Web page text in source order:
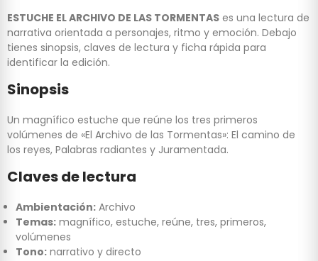
ESTUCHE EL ARCHIVO DE LAS TORMENTAS es una lectura de
narrativa orientada a personajes, ritmo y emoción. Debajo
tienes sinopsis, claves de lectura y ficha rápida para
identificar la edición.
Sinopsis
Un magnífico estuche que reúne los tres primeros
volúmenes de «El Archivo de las Tormentas»: El camino de
los reyes, Palabras radiantes y Juramentada.
Claves de lectura
Ambientación: Archivo
Temas: magnífico, estuche, reúne, tres, primeros,
volúmenes
Tono: narrativo y directo